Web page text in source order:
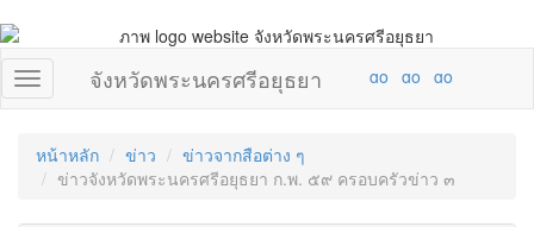
จังหวัดพระนครศรีอยุธยา
หน้าหลัก ข่าว
ข่าวจากสือต่าง ๆ
ข่าวจังหวัดพระนครศรีอยุธยา ก.พ. ๕๙ ครอบครัวข่าว ๓